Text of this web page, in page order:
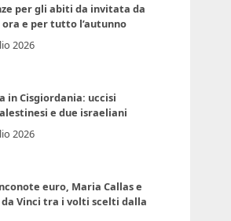
per gli abiti da invitata da
ora e per tutto l’autunno
2026
in Cisgiordania: uccisi
e due israeliani
2026
euro, Maria Callas e
da Vinci tra i volti scelti dalla